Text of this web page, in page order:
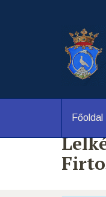
Főoldal